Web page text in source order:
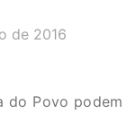
de 2016
do Povo podem